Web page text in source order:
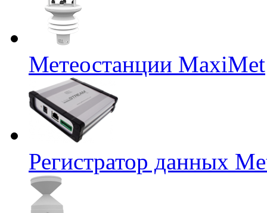
Метеостанции MaxiMet
Регистратор данных